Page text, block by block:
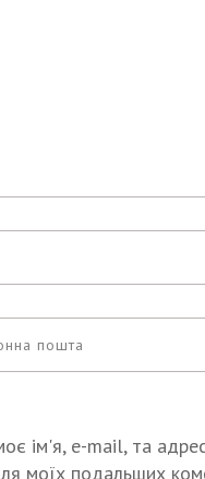
ім'я, e-mail, та
моїх подальших